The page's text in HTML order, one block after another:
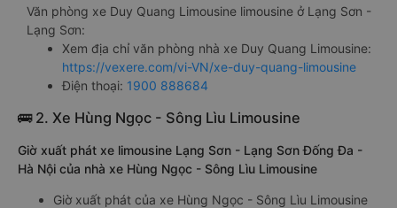
Văn phòng xe Duy Quang Limousine limousine ở Lạng Sơn -
Lạng Sơn:
Xem địa chỉ văn phòng nhà xe Duy Quang Limousine:
https://vexere.com/vi-VN/xe-duy-quang-limousine
Điện thoại: 1900 888684
🚌 2. Xe Hùng Ngọc - Sông Lìu Limousine
Giờ xuất phát xe limousine Lạng Sơn - Lạng Sơn Đống Đa -
Hà Nội của nhà xe Hùng Ngọc - Sông Lìu Limousine
Giờ xuất phát của xe Hùng Ngọc - Sông Lìu Limousine